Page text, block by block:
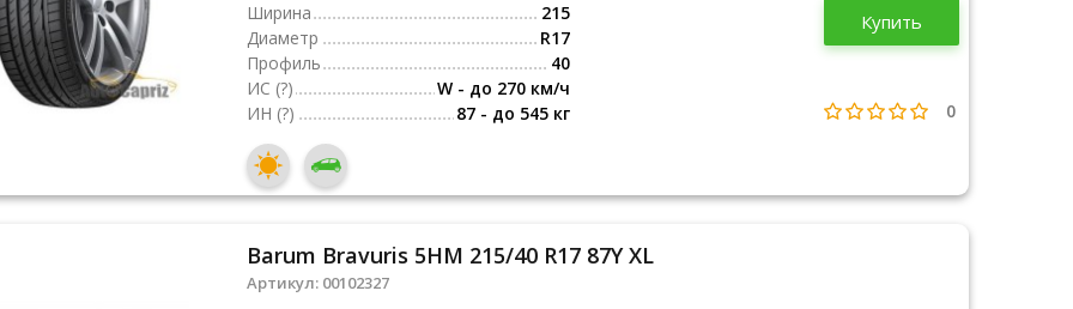
Ширина
215
Диаметр
R17
Профиль
40
ИС (?)
W - до 270 км/ч
ИН (?) 87 - до 545 кг
Венгрия
Купить
0
Barum Bravuris 5HM 215/40 R17 87Y XL
Артикул: 00102327